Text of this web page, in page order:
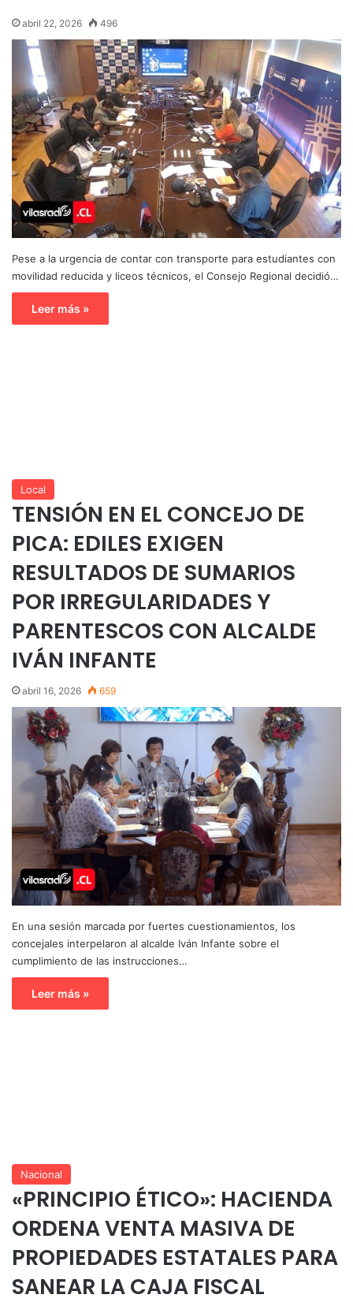
abril 22, 2026 496
Pese a la urgencia de contar con transporte para estudiantes con
movilidad reducida y liceos técnicos, el Consejo Regional decidió…
Leer más »
Local
TENSIÓN EN EL CONCEJO DE
PICA: EDILES EXIGEN
RESULTADOS DE SUMARIOS
POR IRREGULARIDADES Y
PARENTESCOS CON ALCALDE
IVÁN INFANTE
abril 16, 2026 659
En una sesión marcada por fuertes cuestionamientos, los
concejales interpelaron al alcalde Iván Infante sobre el
cumplimiento de las instrucciones…
Leer más »
Nacional
«PRINCIPIO ÉTICO»: HACIENDA
ORDENA VENTA MASIVA DE
PROPIEDADES ESTATALES PARA
SANEAR LA CAJA FISCAL